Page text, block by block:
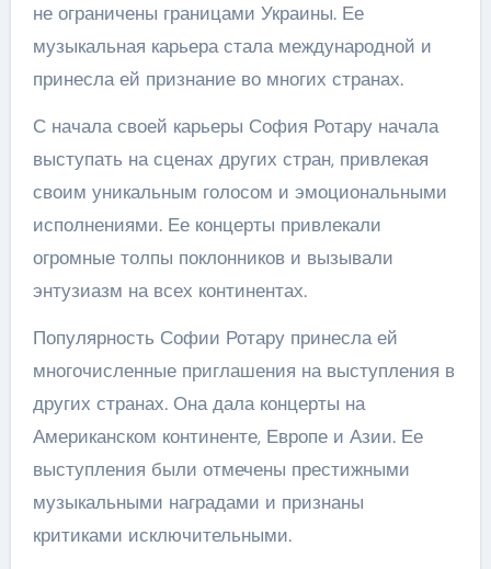
не ограничены границами Украины. Ее
музыкальная карьера стала международной и
принесла ей признание во многих странах.
С начала своей карьеры София Ротару начала
выступать на сценах других стран, привлекая
своим уникальным голосом и эмоциональными
исполнениями. Ее концерты привлекали
огромные толпы поклонников и вызывали
энтузиазм на всех континентах.
Популярность Софии Ротару принесла ей
многочисленные приглашения на выступления в
других странах. Она дала концерты на
Американском континенте, Европе и Азии. Ее
выступления были отмечены престижными
музыкальными наградами и признаны
критиками исключительными.